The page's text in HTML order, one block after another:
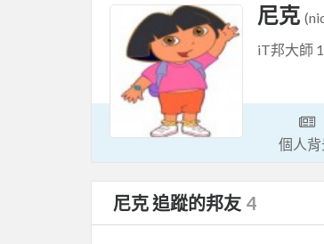
尼克
iT邦大師
個人背
尼克 追蹤的邦友 4